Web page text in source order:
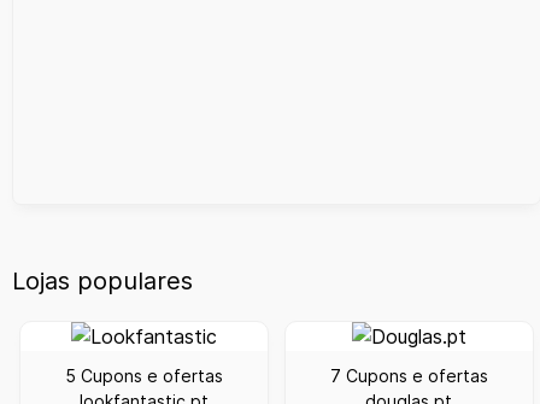
Lojas populares
5 Cupons e ofertas
7 Cupons e ofertas